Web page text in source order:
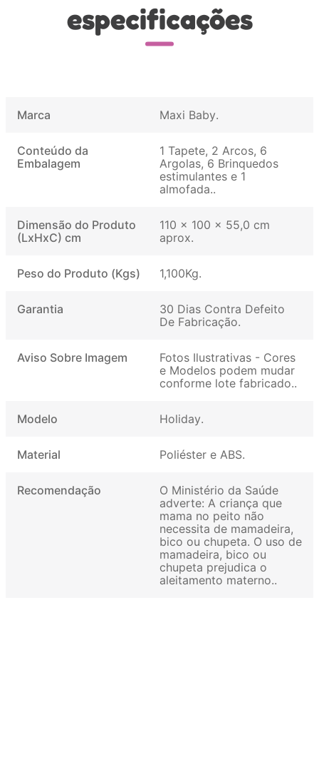
especificações
Marca Maxi Baby
Conteúdo da
Embalagem
1 Tapete, 2 Arcos, 6
Argolas, 6 Brinquedos
estimulantes e 1
almofada.
Dimensão do Produto
(LxHxC) cm
110 x 100 x 55,0 cm
aprox
Peso do Produto (Kgs) 1,100Kg
Garantia
30 Dias Contra Defeito
De Fabricação
Aviso Sobre Imagem
Fotos Ilustrativas - Cores
e Modelos podem mudar
conforme lote fabricado.
Modelo Holiday
Material Poliéster e ABS
Recomendação
O Ministério da Saúde
adverte: A criança que
mama no peito não
necessita de mamadeira,
bico ou chupeta. O uso de
mamadeira, bico ou
chupeta prejudica o
aleitamento materno.